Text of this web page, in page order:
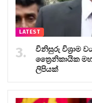
LATEST
විනිසුරු විශ්‍රාම
ත්‍රෛනිකායික
ලිපියක්